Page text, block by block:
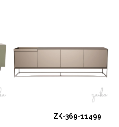
ZK-369-11499